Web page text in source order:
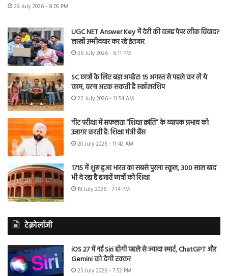
29 July 2026 - 8:00 PM
UGC NET Answer Key में देरी की वजह पेपर लीक विवाद?
लाखों उम्मीदवार कर रहे इंतजार
26 July 2026 - 6:11 PM
SC छात्रों के लिए बड़ा अपडेट! 15 अगस्त से पहले कर लें ये
काम, वरना अटक सकती है स्कॉलरशिप
22 July 2026 - 11:54 AM
नीट परीक्षा में सफलता “शिक्षा क्रांति” के व्यापक प्रभाव को
उजागर करती है: शिक्षा मंत्री बैंस
20 July 2026 - 11:43 AM
1715 में शुरू हुआ भारत का सबसे पुराना स्कूल, 300 साल बाद
भी दे रहा है हजारों छात्रों को शिक्षा
19 July 2026 - 7:14 PM
टेक्नोलॉजी
iOS 27 में नई Siri होगी पहले से ज्यादा स्मार्ट, ChatGPT और
Gemini को देगी टक्कर
25 July 2026 - 7:52 PM